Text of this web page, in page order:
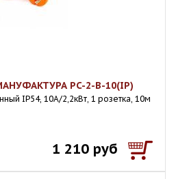
PC-2-B-10(IP)
IP54, 10A/2,2кВт, 1 розетка, 10м
1 210 руб